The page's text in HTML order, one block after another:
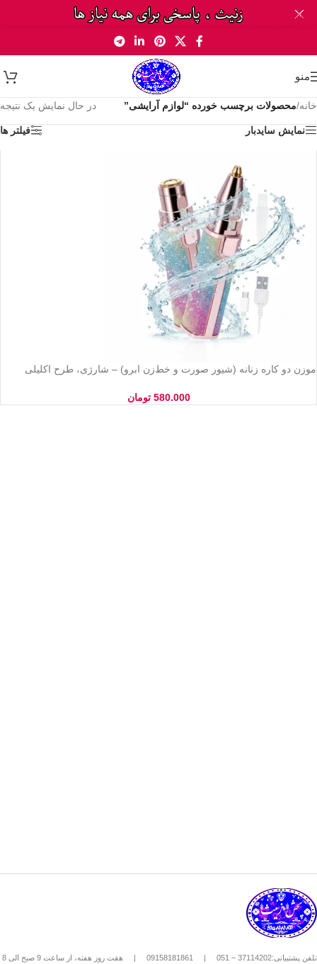
Skip to navigation
منو
خانه/محصولات برچسب خورده “لوازم آرایشی” در حال نمایش یک نتیجه
نمایش سایدبار فیلتر ها
موزن دو کاره زنانه (شیور صورت و خط‌زن ابرو) – شارژی، طرح اکلیلی
580.000 تومان
تلفن پشتیبانی:37114202 – 051 |
09158181861
|
هفت روز هفته، از ساعت 9 صبح الی 8